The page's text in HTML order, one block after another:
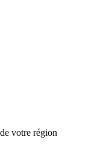
votre région